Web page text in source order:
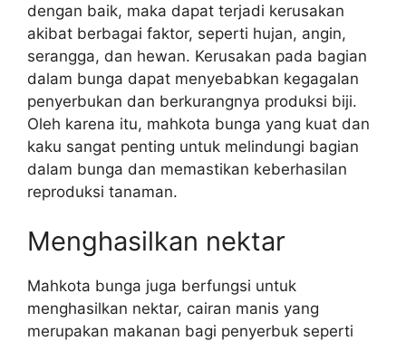
dengan baik, maka dapat terjadi kerusakan
akibat berbagai faktor, seperti hujan, angin,
serangga, dan hewan. Kerusakan pada bagian
dalam bunga dapat menyebabkan kegagalan
penyerbukan dan berkurangnya produksi biji.
Oleh karena itu, mahkota bunga yang kuat dan
kaku sangat penting untuk melindungi bagian
dalam bunga dan memastikan keberhasilan
reproduksi tanaman.
Menghasilkan nektar
Mahkota bunga juga berfungsi untuk
menghasilkan nektar, cairan manis yang
merupakan makanan bagi penyerbuk seperti